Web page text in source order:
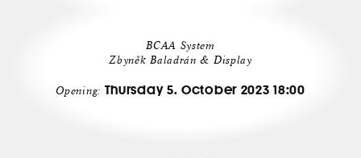
BCAA System
Zbyněk Baladrán & Display
Opening: Thursday 5. October 2023 18:00